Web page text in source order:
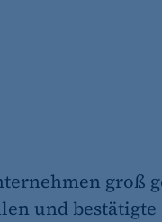
groß
und bestätigte